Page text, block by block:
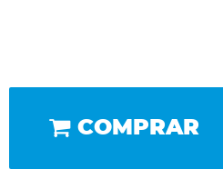
COMPRAR